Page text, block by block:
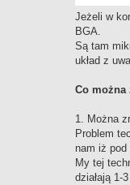
Jeżeli w
BGA.
Są tam
układ z
Co można
1. Można
Problem
nam iż pod
My tej
działają 1-